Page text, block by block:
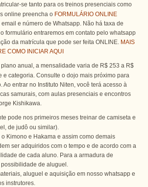
se tanto para os treinos presenciais como
online preencha o FORMULÁRIO ONLINE
e número de Whatsapp. Não há taxa de
formulário entraremos em contato pelo whatsapp
da matrícula que pode ser feita ONLINE. MAIS
COMO INICIAR AQUI
plano anual, a mensalidade varia de R$ 253 a R$
e categoria. Consulte o dojo mais próximo para
Ao entrar no Instituto Niten, você terá acesso à
samurais, com aulas presenciais e encontros
Kishikawa.
pode nos primeiros meses treinar de camiseta e
de judô ou similar).
Kimono e Hakama e assim como demais
ser adquiridos com o tempo e de acordo com a
de cada aluno. Para a armadura de
de aluguel.
aluguel e aquisição em nosso whatsapp e
instrutores.